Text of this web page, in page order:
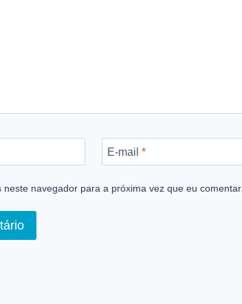
E-mail*
neste navegador para a próxima vez que eu comentar.